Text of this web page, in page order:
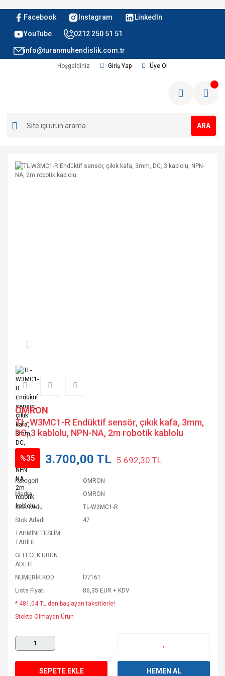
Facebook Instagram LinkedIn
YouTube 0212 250 51 51
info@turanmuhendislik.com.tr
Hoşgeldiniz Giriş Yap Üye Ol
ARA
OMRON
TL-W3MC1-R Endüktif sensör, çıkık kafa, 3mm,
DC, 3 kablolu, NPN-NA, 2m robotik kablolu
%35 3.700,00 TL 5.692,30 TL
Kategori
OMRON
Marka
OMRON
Stok Kodu
TL-W3MC1-R
Stok Adedi
47
TAHMİNİ TESLİM
TARİHİ
-
GELECEK ÜRÜN
ADETİ
-
NUMERİK KOD
İ7/161
Liste Fiyatı
86,35 EUR + KDV
* 481,04 TL den başlayan taksitlerle!
Stokta Olmayan Ürün
SEPETE EKLE HEMEN AL